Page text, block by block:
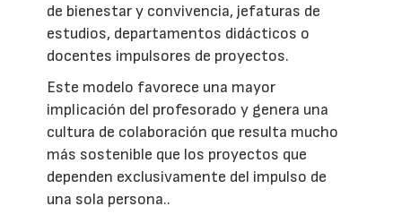
de bienestar y convivencia, jefaturas de
estudios, departamentos didácticos o
docentes impulsores de proyectos.
Este modelo favorece una mayor
implicación del profesorado y genera una
cultura de colaboración que resulta mucho
más sostenible que los proyectos que
dependen exclusivamente del impulso de
una sola persona..